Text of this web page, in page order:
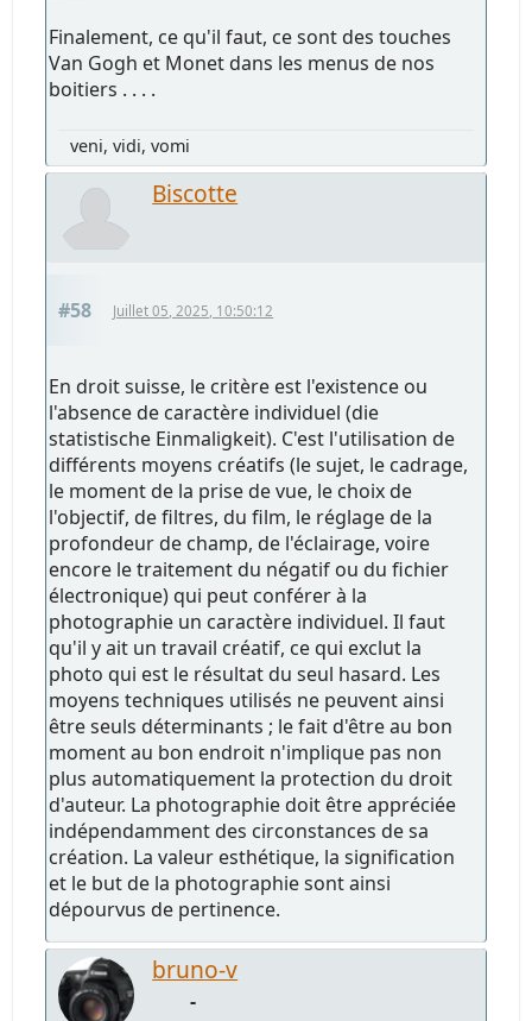
Finalement, ce qu'il faut, ce sont des touches
Van Gogh et Monet dans les menus de nos
boitiers . . . .
veni, vidi, vomi
Biscotte
#58 Juillet 05, 2025, 10:50:12
En droit suisse, le critère est l'existence ou
l'absence de caractère individuel (die
statistische Einmaligkeit). C'est l'utilisation de
différents moyens créatifs (le sujet, le cadrage,
le moment de la prise de vue, le choix de
l'objectif, de filtres, du film, le réglage de la
profondeur de champ, de l'éclairage, voire
encore le traitement du négatif ou du fichier
électronique) qui peut conférer à la
photographie un caractère individuel. Il faut
qu'il y ait un travail créatif, ce qui exclut la
photo qui est le résultat du seul hasard. Les
moyens techniques utilisés ne peuvent ainsi
être seuls déterminants ; le fait d'être au bon
moment au bon endroit n'implique pas non
plus automatiquement la protection du droit
d'auteur. La photographie doit être appréciée
indépendamment des circonstances de sa
création. La valeur esthétique, la signification
et le but de la photographie sont ainsi
dépourvus de pertinence.
bruno-v
-